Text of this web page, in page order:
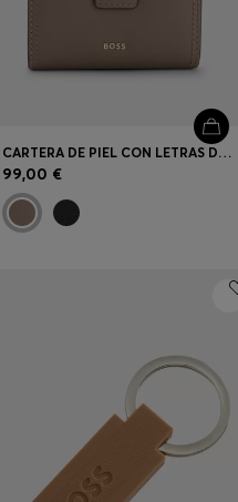
CARTERA DE PIEL CON LETRAS DE LOGO
99,00 €